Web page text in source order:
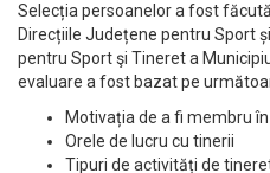
Selecția persoanelor a fost
Direcțiile Județene pentru Sport
pentru Sport şi Tineret a
evaluare a fost bazat pe
Motivația de a fi membru
Orele de lucru cu tinerii
Tipuri de activități de